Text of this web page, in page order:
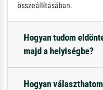
összeállításában.
Hogyan tudom
majd a helyiségbe?
Hogyan